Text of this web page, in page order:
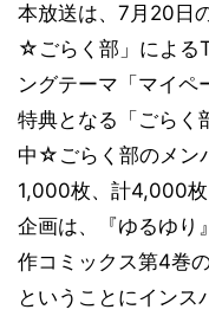
本放送は、7月20日
☆ごらく部」による
ングテーマ「マイペ
特典となる「ごらく
中☆ごらく部のメン
1,000枚、計4,000
企画は、『ゆるゆり
作コミックス第4巻
ということにインス